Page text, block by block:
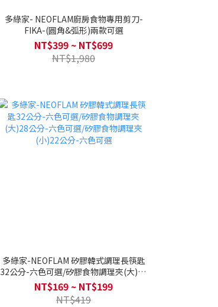
多綠家- NEOFLAM廚房食物專用剪刀-
FIKA-(圓角&弧形)兩款可選
NT$399 ~ NT$699
NT$1,980
多綠家-NEOFLAM 矽膠韓式調理長筷匙
32公分-六色可選/矽膠食物調理夾(大)28
公分-六色可選/矽膠食物調理夾(小)22公
分-六色可選
NT$169 ~ NT$199
NT$419